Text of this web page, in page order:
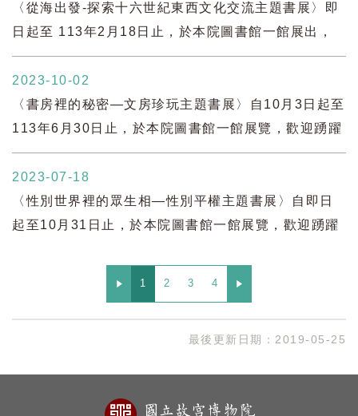
〈從海出發-探索十六世紀東西文化交流主題書展〉即
日起至 113年2月18日止，於本院圖書館一館展出，
歡迎蒞臨閱覽。
2023-10-02
〈書房裡的秘密—文房珍玩主題書展〉自10月3日起至
113年6月30日止，於本院圖書館一館展覽，歡迎踴躍
前往參觀閱覽。
2023-07-18
〈性別世界裡的眾生相—性別平權主題書展〉自即日
起至10月31日止，於本院圖書館一館展覽，歡迎踴躍
1 2 3 4
最後更新日期： 2019-05-25